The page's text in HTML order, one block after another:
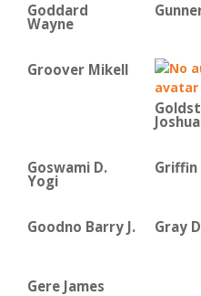
Goddard
Wayne
Groover Mikell
Goswami D.
Yogi
Griffin
Goodno Barry J. Gray
Gere James